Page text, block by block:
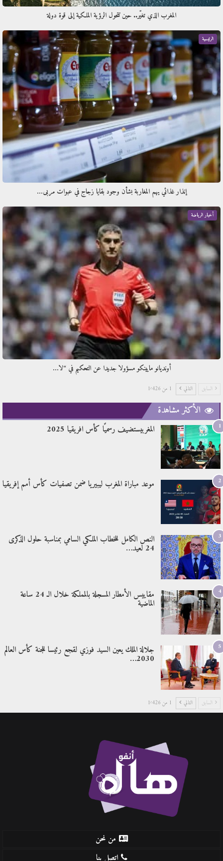
المغرب الذي تغيّر.. حين تتحول الرؤية الملكية إلى قوة دولة
الرئيسية
إنذار غذائي يهم المغاربة بشأن وجود بقايا زجاج في عبوات مربى…
أخبار الرياضة
أونديانو مايينكو مسؤولا جديدا عن التحكيم في “لا…
السابق التالي 1 من 1٬426
الأكثر مشاهدة
1 المغربيستضيف رسميًا كأس افريقيا 2025
2 موعد مباراة المغرب ليبيريا ضمن تصفيات كأس أمم إفريقيا
3 النص الكامل للخطاب الملكي السامي بمناسبة حلول الذكرى
24 لعيد…
4 مقاييس الأمطار المسجلة بالمملكة خلال الـ 24 ساعة
الماضية
5 جلالة الملك يعين السيد فوزي لقجع رئيسا للجنة كأس العالم
2030…
السابق التالي 1 من 1٬426
من نحن
اتصل بنا